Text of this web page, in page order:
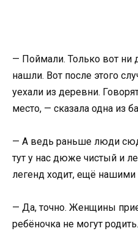
— Поймали. Только вот ни
нашли. Вот после этого
уехали из деревни.
место, — сказала одна из
— А ведь раньше люди
тут у нас дюже чистый и
легенд ходит, ещё
— Да, точно. Женщины
ребёночка не могут